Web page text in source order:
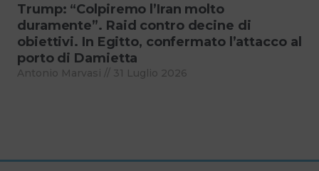
Trump: “Colpiremo l’Iran molto
duramente”. Raid contro decine di
obiettivi. In Egitto, confermato l’attacco al
porto di Damietta
Antonio Marvasi 31 Luglio 2026